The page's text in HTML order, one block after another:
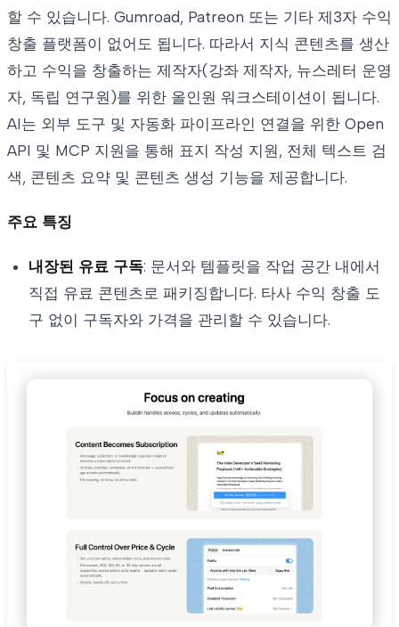
할 수 있습니다. Gumroad, Patreon 또는 기타 제3자 수익
창출 플랫폼이 없어도 됩니다. 따라서 지식 콘텐츠를 생산
하고 수익을 창출하는 제작자(강좌 제작자, 뉴스레터 운영
자, 독립 연구원)를 위한 올인원 워크스테이션이 됩니다.
AI는 외부 도구 및 자동화 파이프라인 연결을 위한 Open
API 및 MCP 지원을 통해 표지 작성 지원, 전체 텍스트 검
색, 콘텐츠 요약 및 콘텐츠 생성 기능을 제공합니다.
주요 특징
내장된 유료 구독: 문서와 템플릿을 작업 공간 내에서
직접 유료 콘텐츠로 패키징합니다. 타사 수익 창출 도
구 없이 구독자와 가격을 관리할 수 있습니다.